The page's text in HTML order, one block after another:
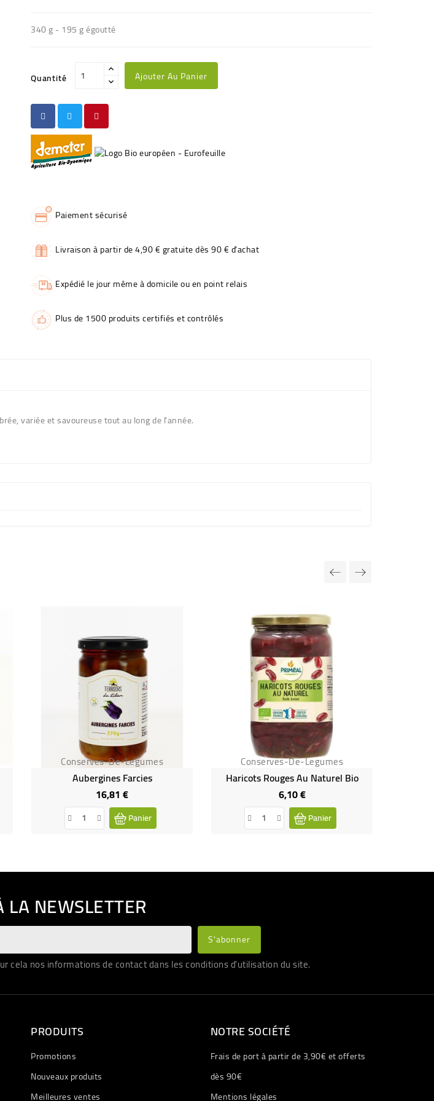
340 g - 195 g égoutté
Quantité Ajouter Au Panier
Paiement sécurisé
Livraison à partir de 4,90 € gratuite dès 90 € d'achat
Expédié le jour même à domicile ou en point relais
Plus de 1500 produits certifiés et contrôlés
variée et savoureuse tout au long de l'année.
Conserves-De-Legumes
Aubergines Farcies
16,81 €Prix
Panier
Conserves-De-Legumes
Haricots Rouges Au Naturel Bio
6,10 €Prix
Panier
LA NEWSLETTER
cela nos informations de contact dans les conditions d'utilisation du site.
PRODUITS
Promotions
Nouveaux produits
Meilleures ventes
NOTRE SOCIÉTÉ
Frais de port à partir de 3,90€ et offerts
dès 90€
Mentions légales